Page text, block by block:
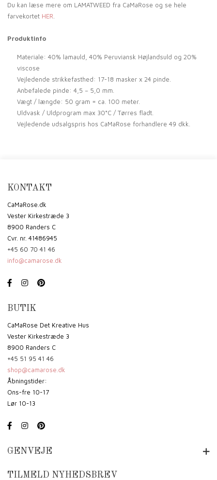
Du kan læse mere om LAMATWEED fra CaMaRose og se hele
farvekortet HER
Produktinfo
Materiale: 40% lamauld, 40% Peruviansk Højlandsuld og 20%
viscose
Vejledende strikkefasthed: 17-18 masker x 24 pinde.
Anbefalede pinde: 4,5 – 5,0 mm.
Vægt / længde: 50 gram = ca. 100 meter.
Uldvask / Uldprogram max 30°C / Tørres fladt.
Vejledende udsalgspris hos CaMaRose forhandlere 49 dkk.
KONTAKT
CaMaRose.dk
Vester Kirkestræde 3
8900 Randers C
Cvr. nr. 41486945
+45 60 70 41 46
info@camarose.dk
BUTIK
CaMaRose Det Kreative Hus
Vester Kirkestræde 3
8900 Randers C
+45 51 95 41 46
shop@camarose.dk
Åbningstider:
Ons-fre 10-17
Lør 10-13
GENVEJE
TILMELD NYHEDSBREV